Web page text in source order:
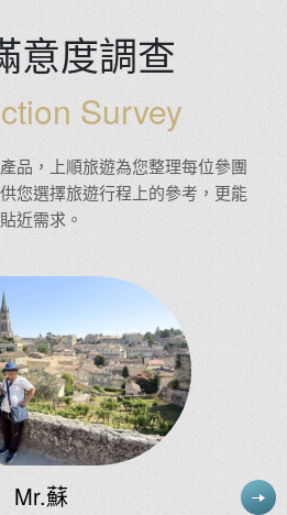
意度調查
Survey
品，上順旅遊為您整理每位參團
您選擇旅遊行程上的參考，更能
貼近需求。